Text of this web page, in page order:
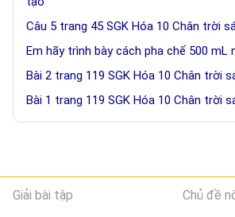
Câu 5 trang 45 SGK Hóa 10 Chân trời
Em hãy trình bày cách pha chế 500 mL
Bài 2 trang 119 SGK Hóa 10 Chân trời
Bài 1 trang 119 SGK Hóa 10 Chân trời
Giải bài tập Chủ đề